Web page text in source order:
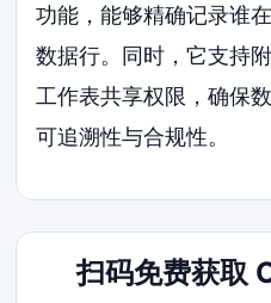
功能，能够精确记录谁
数据行。同时，它支持
工作表共享权限，确保
可追溯性与合规性。
扫码免费获取